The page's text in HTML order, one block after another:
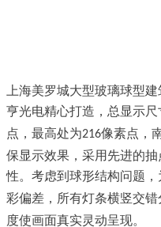
上海美罗城大型玻璃球型
亨光电精心打造，总显示尺
点 ，最高处为216像素点，
保显示效果，采用先进的
性。考虑到球形结构问题
彩偏差，所有灯条横竖交错
度使画面真实灵动呈现。